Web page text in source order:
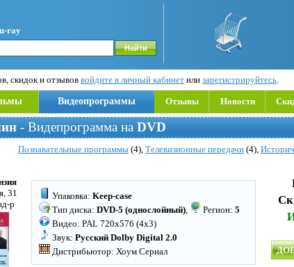
ray
скидок и отзывов войдите в личный кабинет или зарегистрируйтесь.
Видеопрограммы Отзывы Новости
- Видепрограмма на DVD
Познавательные программы (4), Телевизионные передачи (4),
31
р
Упаковка: Keep-case
Тип диска: DVD-5 (однослойный), Регион: 5
Видео: PAL 720x576 (4x3)
Звук: Русский Dolby Digital 2.0
Дистрибьютор: Хоум Сериал